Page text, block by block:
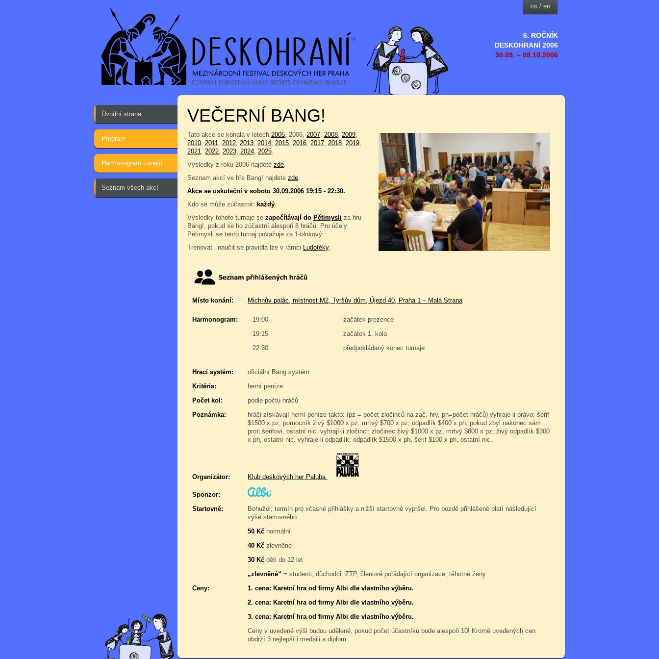
6. ROČNÍK
DESKOHRANÍ 2006
30.09. – 08.10.2006
cs / en
Úvodní strana
Program
Harmonogram turnajů
Seznam všech akcí
VEČERNÍ BANG!
Tato akce se konala v letech 2005, 2006, 2007, 2008, 2009,
2010, 2011, 2012, 2013, 2014, 2015, 2016, 2017, 2018, 2019,
2021, 2022, 2023, 2024, 2025.
Výsledky z roku 2006 najdete zde.
Seznam akcí ve hře Bang! najdete zde.
Akce se uskuteční v sobotu 30.09.2006 19:15 - 22:30.
Kdo se může zúčastnit: každý
Výsledky tohoto turnaje se započítávají do Pětimysli za hru
Bang!, pokud se ho zúčastní alespoň 8 hráčů. Pro účely
Pětimysli se tento turnaj považuje za 1-blokový.
Trénovat i naučit se pravidla lze v rámci Ludotéky.
Místo konání: Michnův palác, místnost M2, Tyršův dům, Újezd 40, Praha 1 – Malá Strana
Harmonogram: 19:00
začátek prezence
19:15
začátek 1. kola
22:30
předpokládaný konec turnaje
Hrací systém:
oficiální Bang systém
Kritéria:
herní peníze
Počet kol:
podle počtu hráčů
Poznámka:
hráči získávají herní peníze takto: (pz = počet zločinců na zač. hry, ph=počet hráčů) vyhraje-li právo: šerif
$1500 x pz; pomocník živý $1000 x pz, mrtvý $700 x pz; odpadlík $400 x ph, pokud zbyl nakonec sám
proti šerifovi, ostatní nic. vyhrají-li zločinci: zločinec živý $1000 x pz, mrtvý $800 x pz; živý odpadlík $300
x ph, ostatní nic. vyhraje-li odpadlík: odpadlík $1500 x ph, šerif $100 x ph, ostatní nic.
Organizátor: Klub deskových her Paluba
Sponzor:
Startovné:
Bohužel, termín pro včasné přihlášky a nižší startovné vypršel. Pro pozdě přihlášené platí následující
výše startovného:
50 Kč normální
40 Kč zlevněné
30 Kč děti do 12 let
„zlevněné“ = studenti, důchodci, ZTP, členové pořádající organizace, těhotné ženy
Ceny:
1. cena: Karetní hra od firmy Albi dle vlastního výběru.
2. cena: Karetní hra od firmy Albi dle vlastního výběru.
3. cena: Karetní hra od firmy Albi dle vlastního výběru.
Ceny v uvedené výši budou udělené, pokud počet účastníků bude alespoň 10! Kromě uvedených cen
obdrží 3 nejlepší i medaili a diplom.